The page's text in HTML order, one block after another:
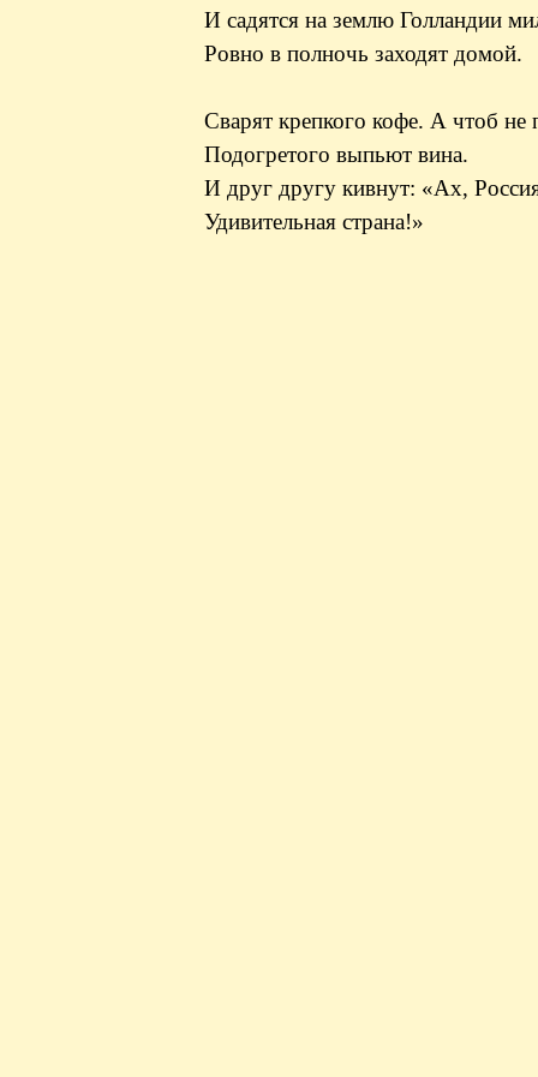
И садятся на землю Голландии
Ровно в полночь заходят домой.
Сварят крепкого кофе. А чтоб не
Подогретого выпьют вина.
И друг другу кивнут: «Ах,
Удивительная страна!»